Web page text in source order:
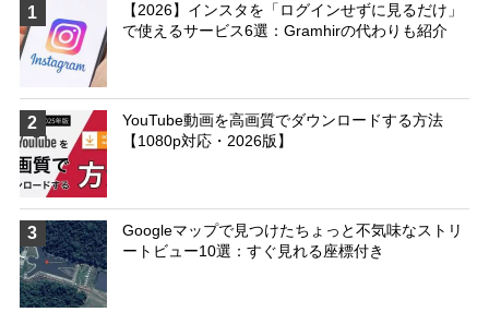
1
【2026】インスタを「ログインせずに見るだけ」
で使えるサービス6選：Gramhirの代わりも紹介
2
YouTube動画を高画質でダウンロードする方法
【1080p対応・2026版】
3
Googleマップで見つけたちょっと不気味なストリ
ートビュー10選：すぐ見れる座標付き